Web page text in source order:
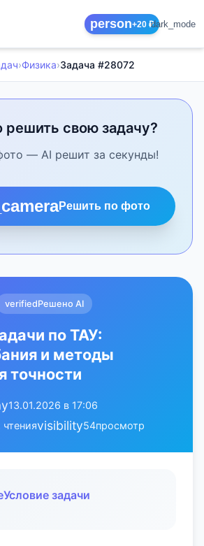
person+20 ₽dark_mode
›Физика›Задача #28072
свою задачу?
— AI решит за секунды!
Решить по фото
verifiedРешено AI
по ТАУ:
и методы
точности
13.01.2026 в 17:06
visibility54просмотр
Условие задачи